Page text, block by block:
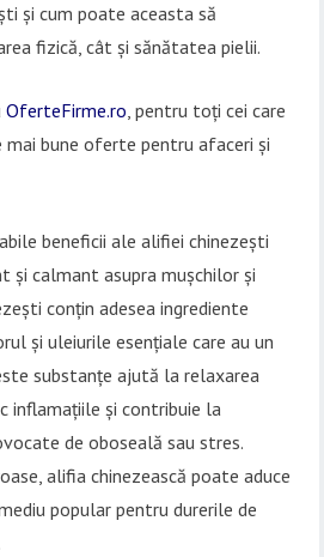
și cum poate aceasta să
fizică, cât și sănătatea pielii.
OferteFirme.ro, pentru toți cei care
bune oferte pentru afaceri și
beneficii ale alifiei chinezești
și calmant asupra mușchilor și
conțin adesea ingrediente
și uleiurile esențiale care au un
substanțe ajută la relaxarea
inflamațiile și contribuie la
de oboseală sau stres.
alifia chinezească poate aduce
popular pentru durerile de